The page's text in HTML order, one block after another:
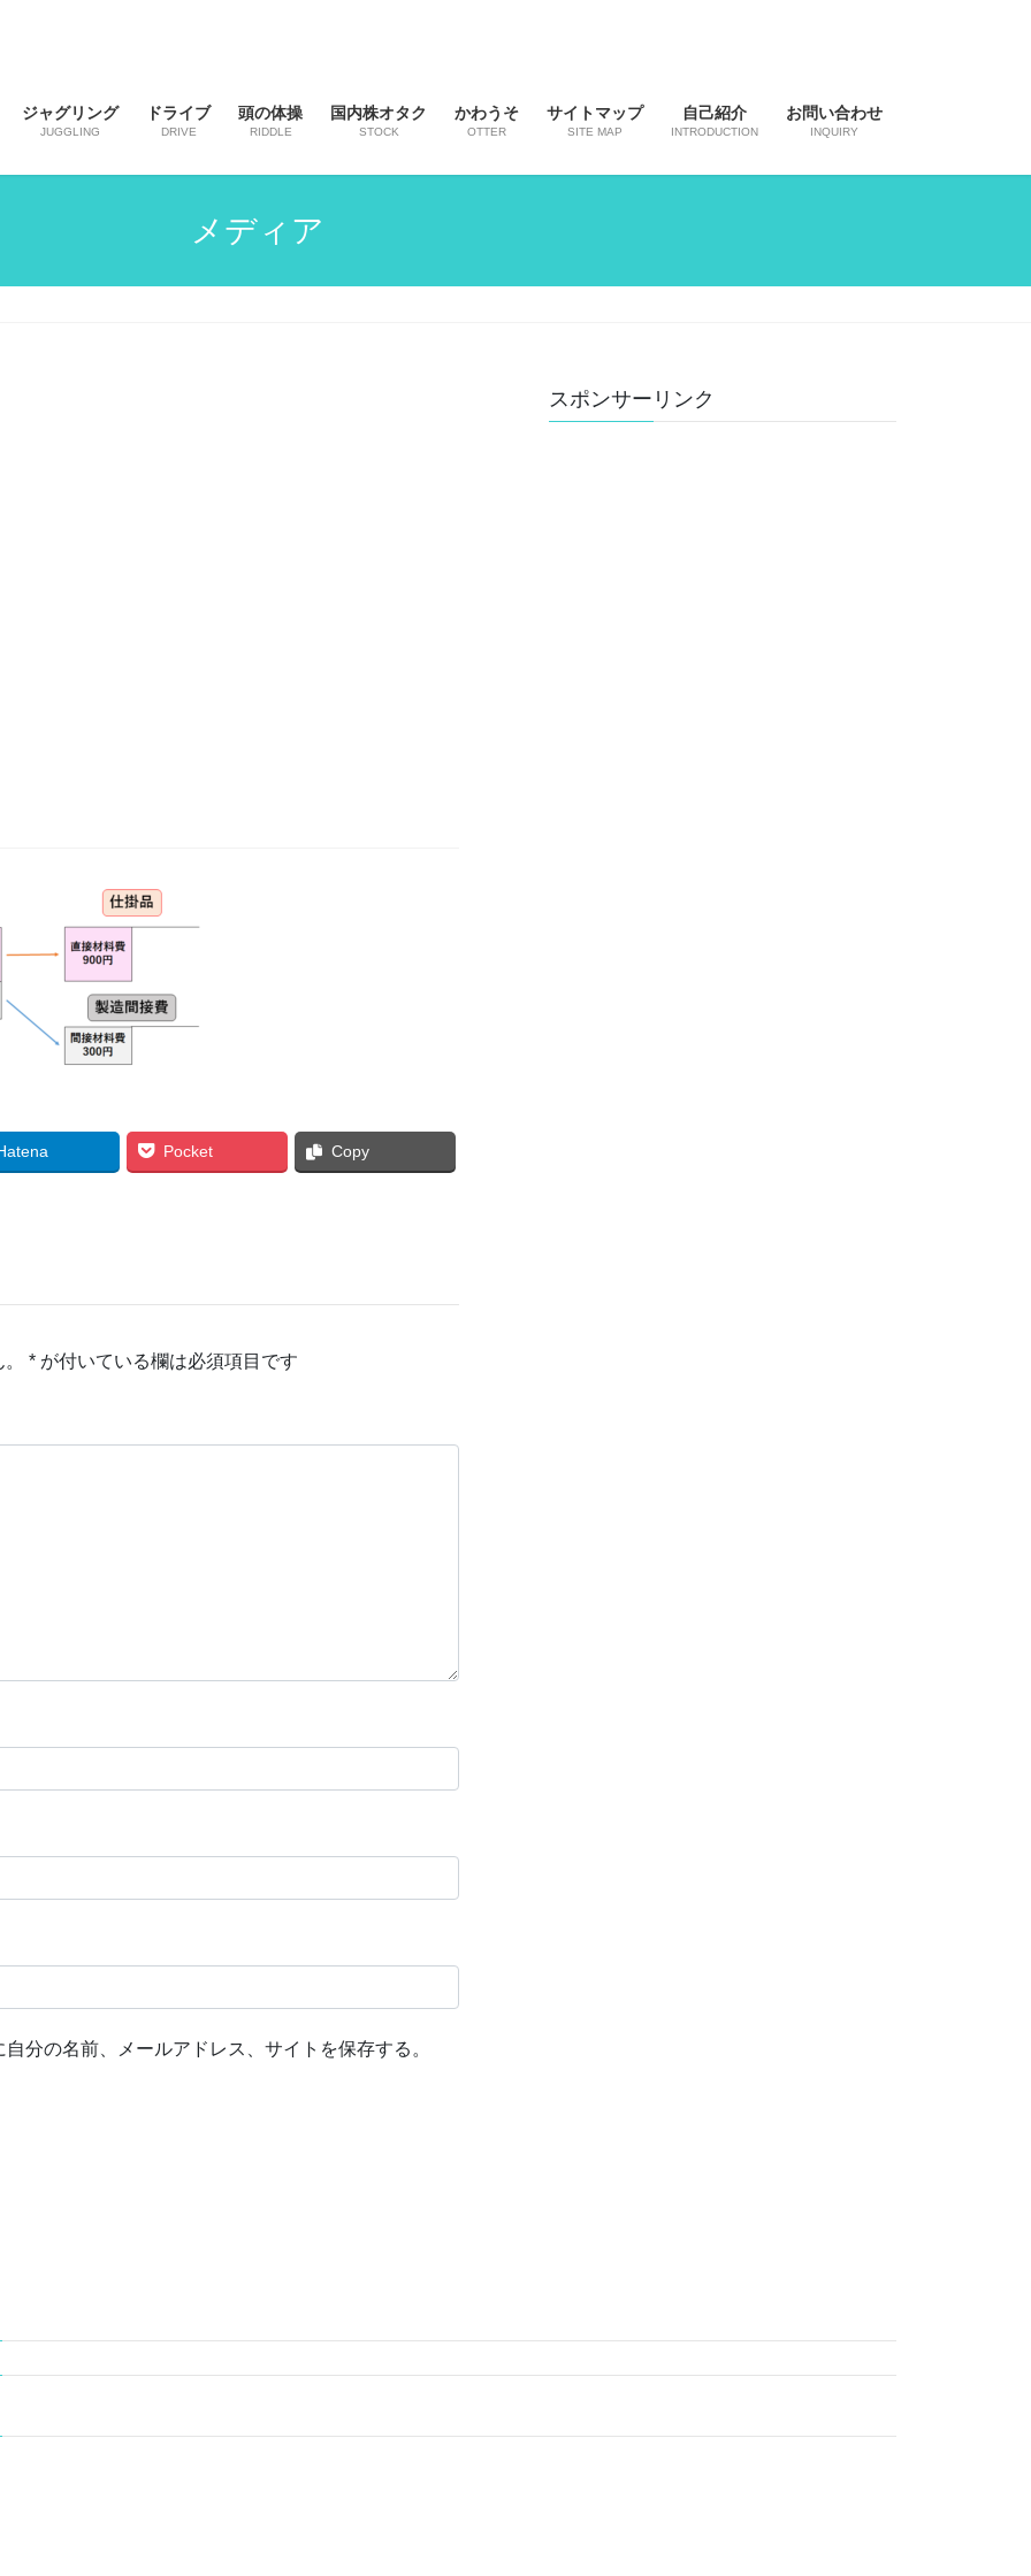
ジャグリング
JUGGLING
ドライブ
DRIVE
頭の体操
RIDDLE
国内株オタク
STOCK
かわうそ
OTTER
サイトマップ
SITE MAP
自己紹介
INTRODUCTION
お問い合わせ
INQUIRY
メディア
Pocket Copy
* が付いている欄は必須項目です
分の名前、メールアドレス、サイトを保存する。
スポンサーリンク